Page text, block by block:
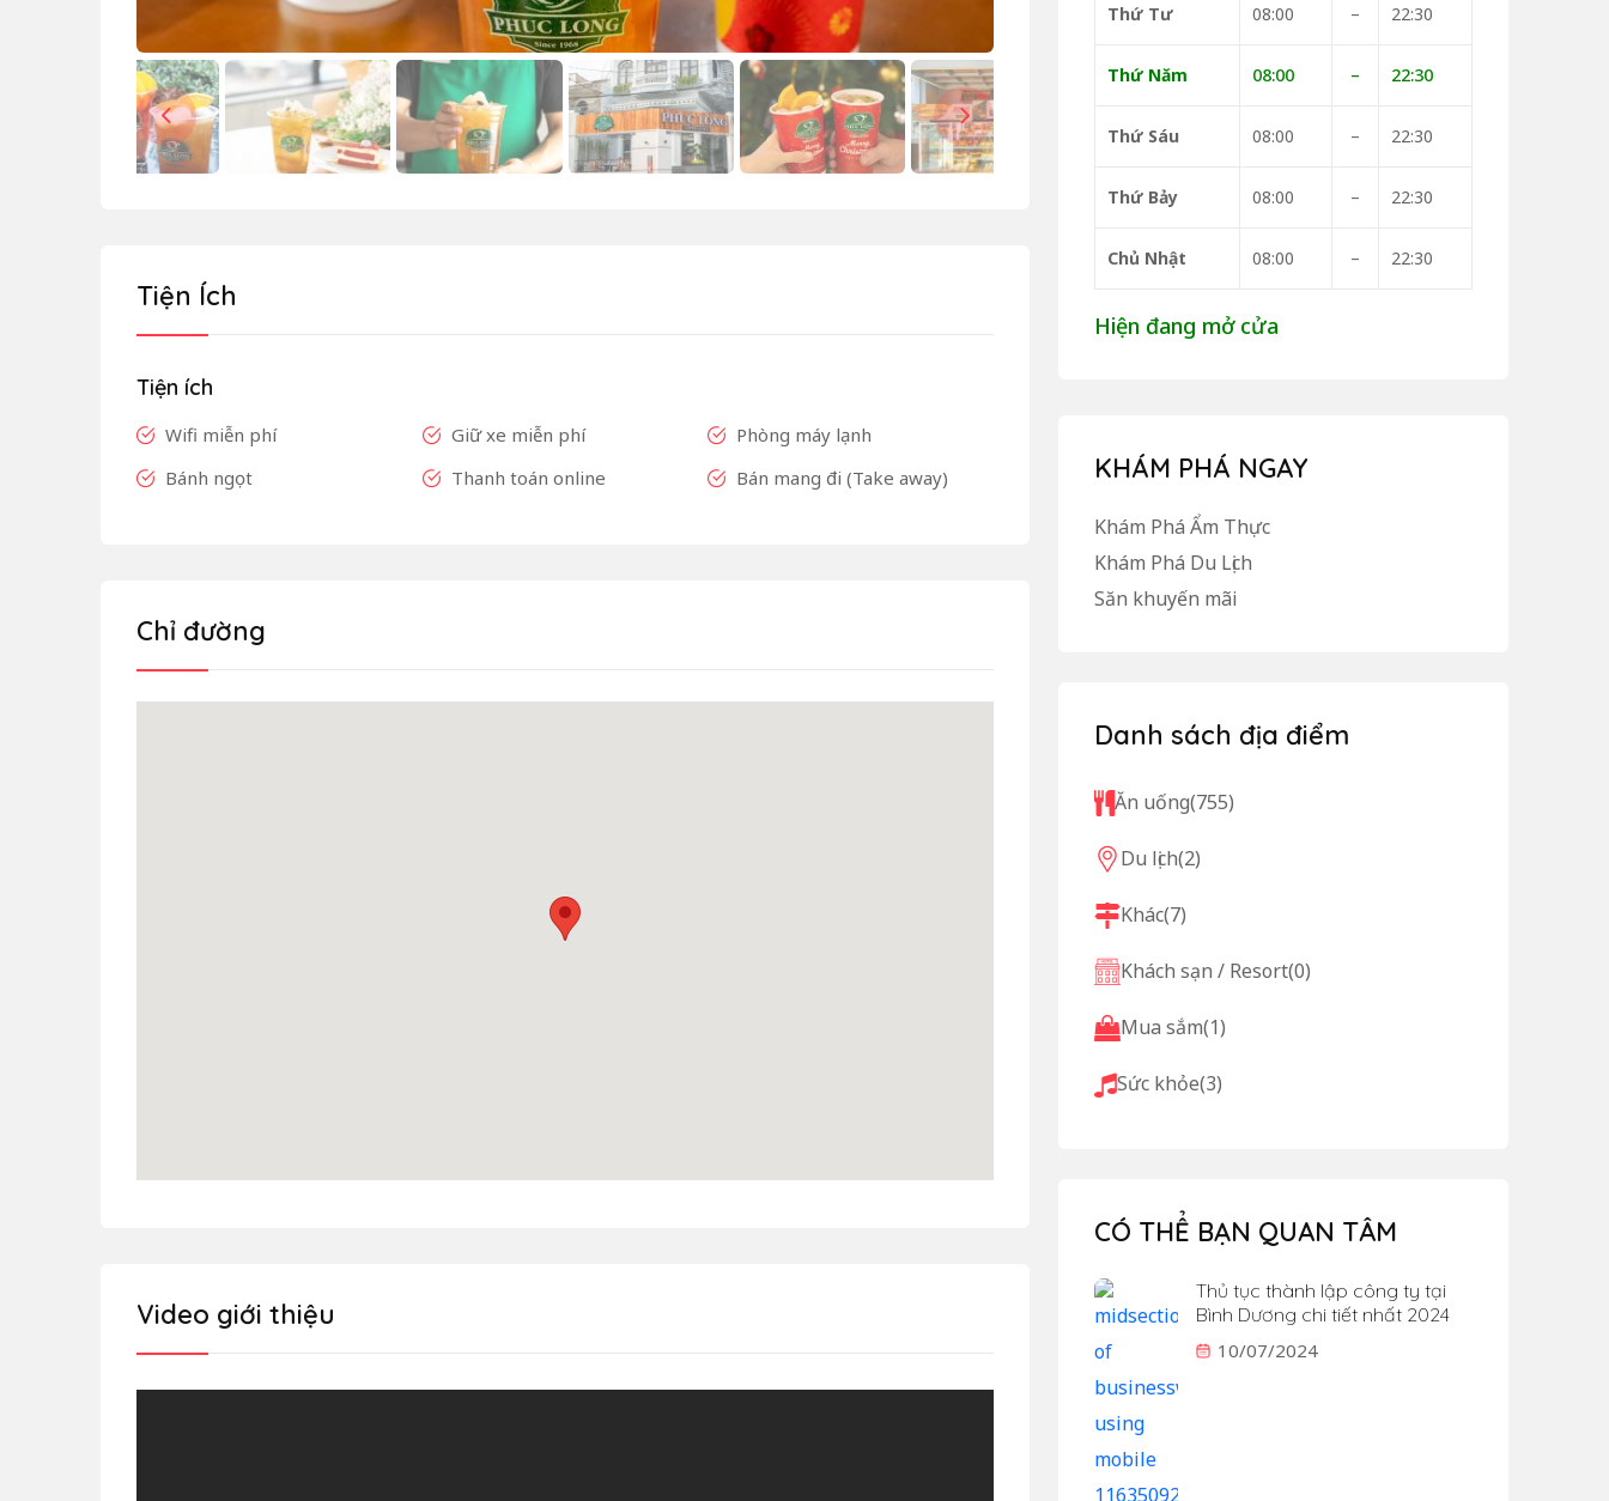
Tiện Ích
Tiện ích
Wifi miễn phí Giữ xe miễn phí
Phòng máy lạnh
Bánh ngọt
Thanh toán online Bán mang đi (Take away)
Chỉ đường
Video giới thiệu
Thứ Tư 08:00 – 22:30
Thứ Năm 08:00 – 22:30
Thứ Sáu 08:00 – 22:30
Thứ Bảy 08:00 – 22:30
Chủ Nhật 08:00 – 22:30
Hiện đang mở cửa
KHÁM PHÁ NGAY
Khám Phá Ẩm Thực
Khám Phá Du Lịch
Săn khuyến mãi
Danh sách địa điểm
Ăn uống(755)
Du lịch(2)
Khác(7)
Khách sạn / Resort(0)
Mua sắm(1)
Sức khỏe(3)
CÓ THỂ BẠN QUAN TÂM
Thủ tục thành lập công ty tại
Bình Dương chi tiết nhất 2024
10/07/2024